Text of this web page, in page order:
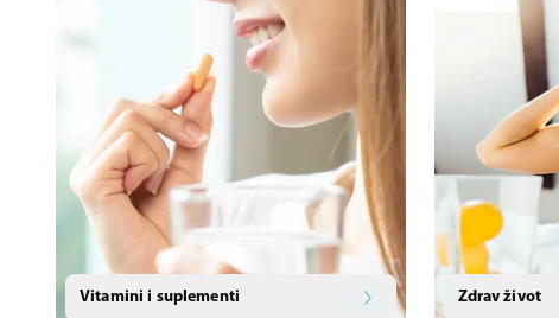
Vitamini i suplementi Zdrav život